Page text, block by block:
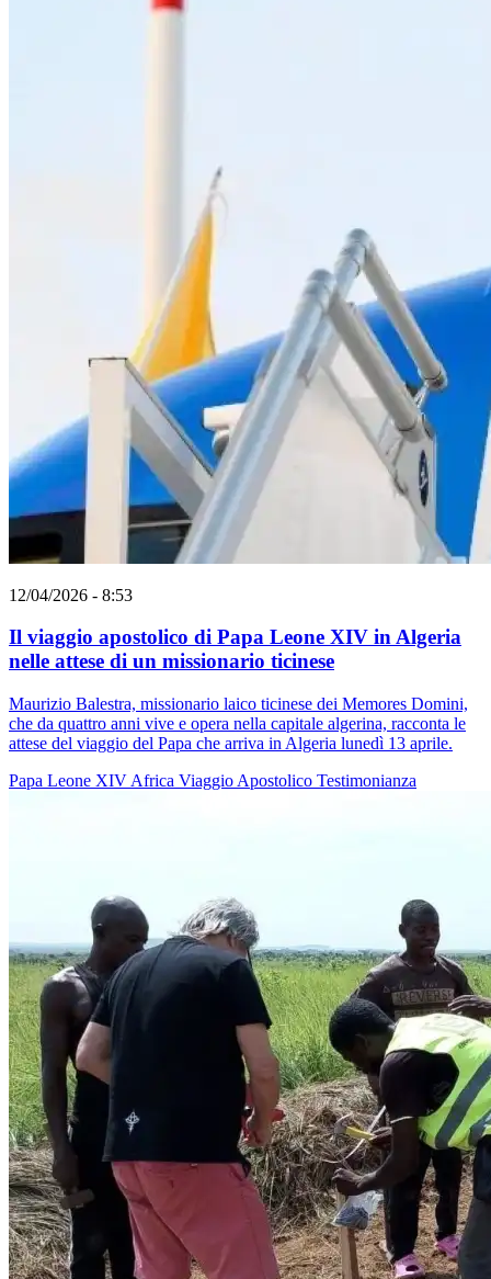
12/04/2026 - 8:53
Il viaggio apostolico di Papa Leone XIV in Algeria
nelle attese di un missionario ticinese
Maurizio Balestra, missionario laico ticinese dei Memores Domini,
che da quattro anni vive e opera nella capitale algerina, racconta le
attese del viaggio del Papa che arriva in Algeria lunedì 13 aprile.
Papa Leone XIV Africa Viaggio Apostolico Testimonianza